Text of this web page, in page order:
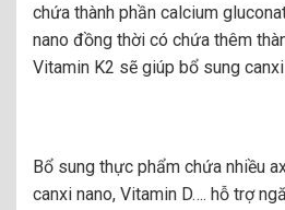
chứa thành phần calcium
nano đồng thời có chứa thêm
Vitamin K2 sẽ giúp bổ sung
Bổ sung thực phẩm chứa nhiều
canxi nano, Vitamin D…. hỗ trợ